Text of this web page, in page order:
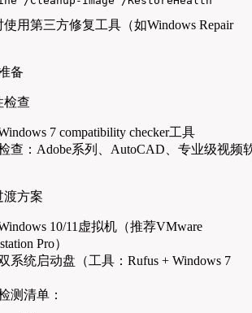
用第三方修复工具（如Windows Repair
备
检查
7 compatibility checker工具
查：Adobe系列、AutoCAD、专业级视频
渡方案
10/11虚拟机（推荐VMware
Pro）
系统启动盘（工具：Rufus + Windows 7
测清单：